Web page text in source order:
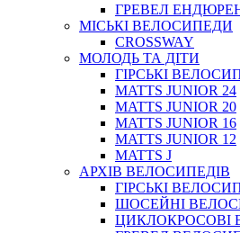
ГРЕВЕЛ
МІСЬКІ ВЕЛОСИПЕДИ
CROSSWAY
МОЛОДЬ ТА ДІТИ
ГIРСЬКI
MATTS JUNIOR 24
MATTS JUNIOR 20
MATTS JUNIOR 16
MATTS JUNIOR 12
MATTS J
АРХIВ ВЕЛОСИПЕДIВ
ГІРСЬКІ
ШОСЕЙНІ
ЦИКЛОКРОСОВІ